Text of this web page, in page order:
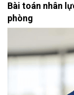
Bài toán nhân
phòng